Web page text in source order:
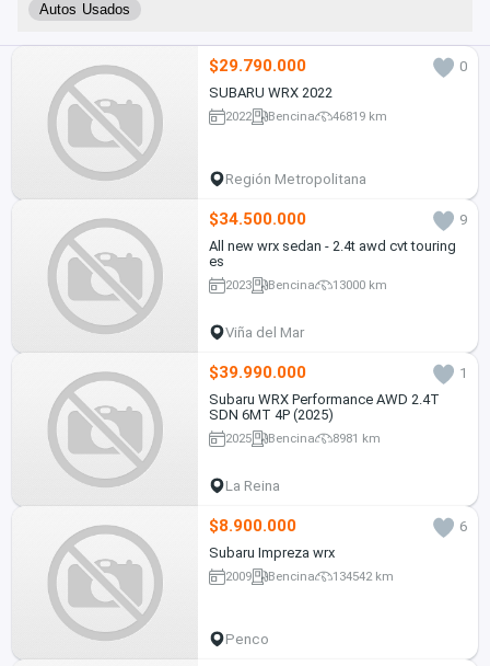
Autos Usados
$29.790.000
0
SUBARU WRX 2022
2022 Bencina 46819 km
Región Metropolitana
$34.500.000
9
All new wrx sedan - 2.4t awd cvt touring
es
2023 Bencina 13000 km
Viña del Mar
$39.990.000
1
Subaru WRX Performance AWD 2.4T
SDN 6MT 4P (2025)
2025 Bencina 8981 km
La Reina
$8.900.000
6
Subaru Impreza wrx
2009 Bencina 134542 km
Penco